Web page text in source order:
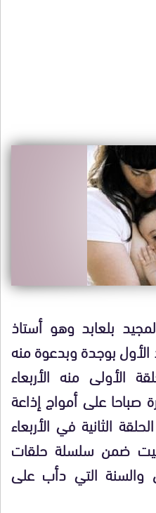
بلعابد وهو أستاذ
بوجدة وبدعوة منه
الأولى منه الأربعاء
صباحا على أمواج إذاعة
الثانية في الأربعاء
ضمن سلسلة حلقات
والسنة التي دأب على